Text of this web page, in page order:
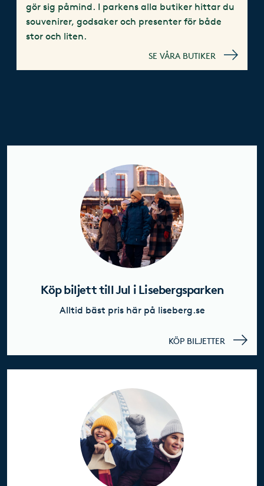
gör sig påmind. I parkens alla butiker hittar du
souvenirer, godsaker och presenter för både
stor och liten.
SE VÅRA BUTIKER
Köp biljett till Jul i Lisebergsparken
Alltid bäst pris här på liseberg.se
KÖP BILJETTER